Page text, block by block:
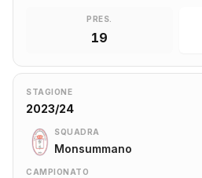
PRES.
19
STAGIONE
2023/24
SQUADRA
Monsummano
CAMPIONATO